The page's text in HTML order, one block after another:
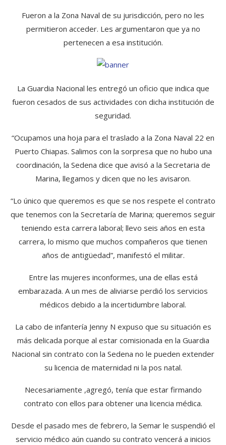
Fueron a la Zona Naval de su jurisdicción, pero no les
permitieron acceder. Les argumentaron que ya no
pertenecen a esa institución.
La Guardia Nacional les entregó un oficio que indica que
fueron cesados de sus actividades con dicha institución de
seguridad.
“Ocupamos una hoja para el traslado a la Zona Naval 22 en
Puerto Chiapas. Salimos con la sorpresa que no hubo una
coordinación, la Sedena dice que avisó a la Secretaria de
Marina, llegamos y dicen que no les avisaron.
“Lo único que queremos es que se nos respete el contrato
que tenemos con la Secretaría de Marina; queremos seguir
teniendo esta carrera laboral; llevo seis años en esta
carrera, lo mismo que muchos compañeros que tienen
años de antigüedad”, manifestó el militar.
Entre las mujeres inconformes, una de ellas está
embarazada. A un mes de aliviarse perdió los servicios
médicos debido a la incertidumbre laboral.
La cabo de infantería Jenny N expuso que su situación es
más delicada porque al estar comisionada en la Guardia
Nacional sin contrato con la Sedena no le pueden extender
su licencia de maternidad ni la pos natal.
Necesariamente ,agregó, tenía que estar firmando
contrato con ellos para obtener una licencia médica.
Desde el pasado mes de febrero, la Semar le suspendió el
servicio médico aún cuando su contrato vencerá a inicios